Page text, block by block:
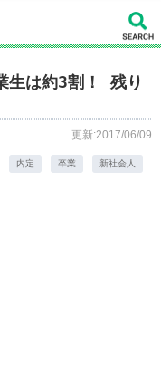
生は約3割！ 残り
更新:2017/06/09
内定 卒業 新社会人